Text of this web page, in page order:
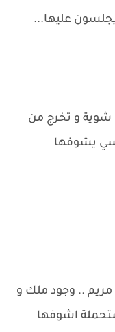
يجلسون عليها...
شوية و تخرج من
يشوفها
مريم .. وجود ملك و
اشوفها